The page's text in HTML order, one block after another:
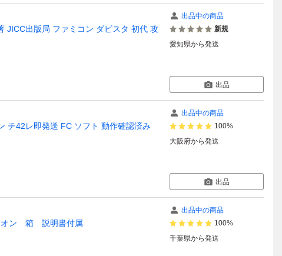
JICC出版局 ファミコン ダビスタ 初代 攻
出品中の商品
新規
愛知県から発送
出品
チ42レ即発送 FC ソフト 動作確認済み
出品中の商品
100%
大阪府から発送
出品
オン 箱 説明書付属
出品中の商品
100%
千葉県から発送